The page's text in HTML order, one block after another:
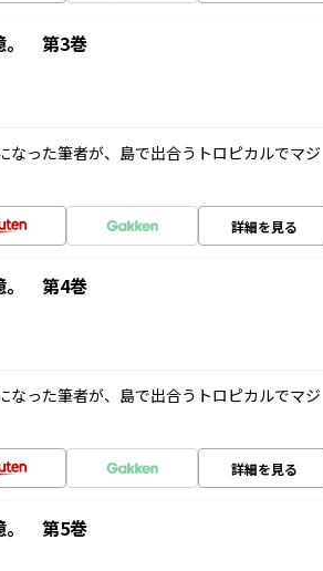
。 第3巻
った筆者が、島で出合うトロピカルでマジ
詳細を見る
。 第4巻
った筆者が、島で出合うトロピカルでマジ
詳細を見る
。 第5巻